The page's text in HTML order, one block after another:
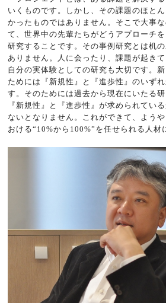
いくものです。しかし、その課題のほと
かったものではありません。そこで大事
て、世界中の先輩たちがどうアプローチ
研究することです。その事例研究とは机
ありません。人に会ったり、課題が起き
自分の実体験としての研究も大切です。
ためには『新規性』と『進歩性』のいず
す。そのためには過去から現在にいたる
『新規性』と『進歩性』が求められてい
ないとなりません。これができて、よう
おける“10%から100%”を任せられる人材